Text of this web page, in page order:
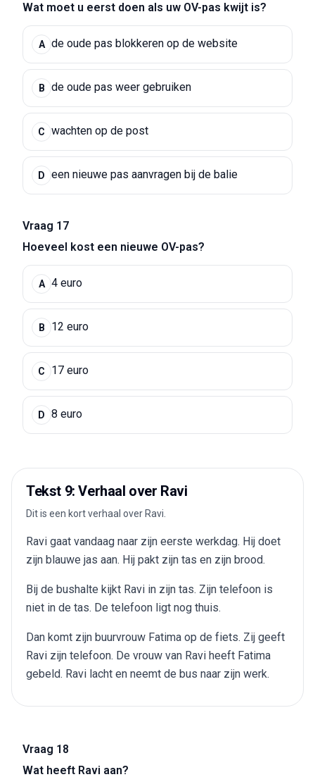
Wat moet u eerst doen als uw OV-pas kwijt is?
A de oude pas blokkeren op de website
B de oude pas weer gebruiken
C wachten op de post
D een nieuwe pas aanvragen bij de balie
Vraag 17
Hoeveel kost een nieuwe OV-pas?
A 4 euro
B 12 euro
C 17 euro
D 8 euro
Tekst 9: Verhaal over Ravi
Dit is een kort verhaal over Ravi.
Ravi gaat vandaag naar zijn eerste werkdag. Hij doet
zijn blauwe jas aan. Hij pakt zijn tas en zijn brood.
Bij de bushalte kijkt Ravi in zijn tas. Zijn telefoon is
niet in de tas. De telefoon ligt nog thuis.
Dan komt zijn buurvrouw Fatima op de fiets. Zij geeft
Ravi zijn telefoon. De vrouw van Ravi heeft Fatima
gebeld. Ravi lacht en neemt de bus naar zijn werk.
Vraag 18
Wat heeft Ravi aan?